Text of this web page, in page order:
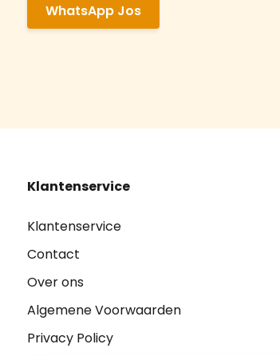
WhatsApp Jos
Klantenservice
Klantenservice
Contact
Over ons
Algemene Voorwaarden
Privacy Policy